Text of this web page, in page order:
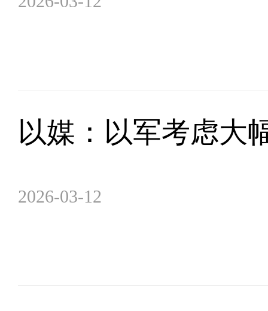
以媒：以军考虑大
2026-03-12